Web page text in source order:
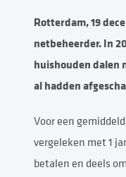
Rotterdam, 19
netbeheerder. In
huishouden dalen
al hadden
Voor een
vergeleken met 1
betalen en deels